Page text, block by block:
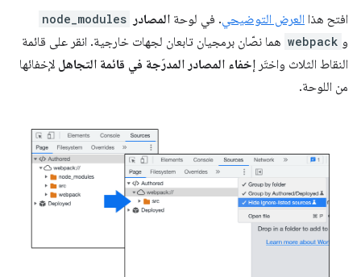
افتح هذا العرض التوضيحي. في لوحة المصادر node_modules
و webpack هما نصّان برمجيان تابعان لجهات خارجية. انقر على قائمة
النقاط الثلاث واختَر إخفاء المصادر المدرَجة في قائمة التجاهل لإخفائها
من اللوحة.